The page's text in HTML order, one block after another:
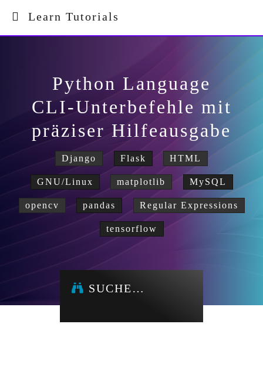
Learn Tutorials
Python Language
CLI-Unterbefehle mit
präziser Hilfeausgabe
Django Flask HTML
GNU/Linux matplotlib MySQL
opencv pandas Regular Expressions
tensorflow
SUCHE…